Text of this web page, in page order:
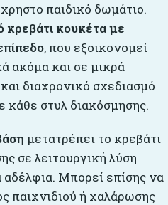
παιδικό δωμάτιο.
κρεβάτι κουκέτα με
, που εξοικονομεί
ακόμα και σε μικρά
διαχρονικό σχεδιασμό
κάθε στυλ διακόσμησης.
μετατρέπει το κρεβάτι
σε λειτουργική λύση
αδέλφια. Μπορεί επίσης να
παιχνιδιού ή χαλάρωσης